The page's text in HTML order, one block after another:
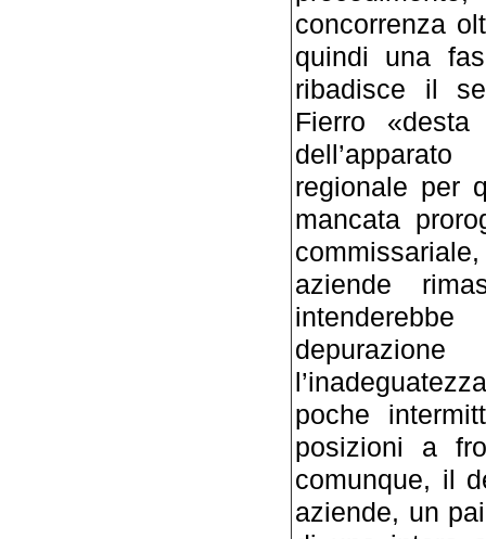
concorrenza
quindi una
ribadisce il
Fierro
regionale per
mancata
aziende
poche
posizioni a
comunque, il
aziende, un